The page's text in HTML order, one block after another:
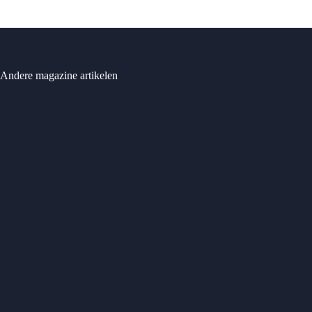
Andere magazine artikelen